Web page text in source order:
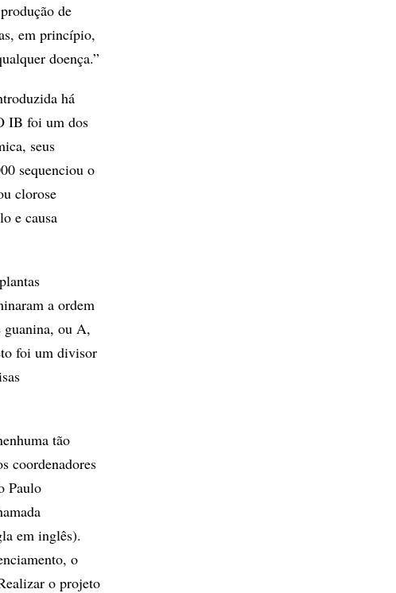
de
em princípio,
doença.”
há
IB foi um dos
seus
sequenciou o
clorose
e causa
a ordem
guanina, ou A,
foi um divisor
tão
coordenadores
Paulo
em inglês).
o
o projeto